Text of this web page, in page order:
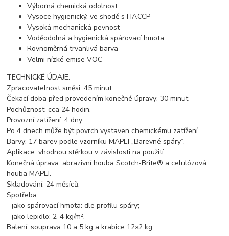
Výborná chemická odolnost
Vysoce hygienický, ve shodě s HACCP
Vysoká mechanická pevnost
Voděodolná a hygienická spárovací hmota
Rovnoměrná trvanlivá barva
Velmi nízké emise VOC
TECHNICKÉ ÚDAJE:
Zpracovatelnost směsi: 45 minut.
Čekací doba před provedením konečné úpravy: 30 minut.
Pochůznost: cca 24 hodin.
Provozní zatížení: 4 dny.
Po 4 dnech může být povrch vystaven chemickému zatížení.
Barvy: 17 barev podle vzorníku MAPEI „Barevné spáry“.
Aplikace: vhodnou stěrkou v závislosti na použití.
Konečná úprava: abrazivní houba Scotch-Brite® a celulózová
houba MAPEI.
Skladování: 24 měsíců.
Spotřeba:
- jako spárovací hmota: dle profilu spáry;
- jako lepidlo: 2-4 kg/m².
Balení: souprava 10 a 5 kg a krabice 12x2 kg.